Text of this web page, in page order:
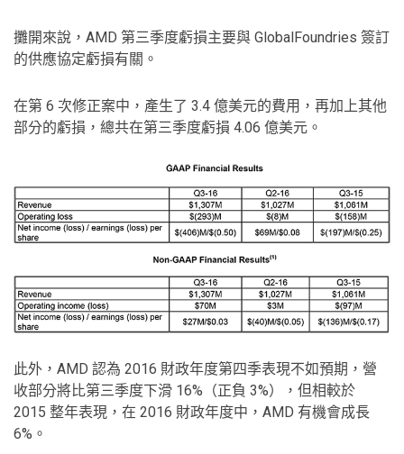
攤開來說，AMD 第三季度虧損主要與 GlobalFoundries 簽訂
的供應協定虧損有關。
在第 6 次修正案中，產生了 3.4 億美元的費用，再加上其他
部分的虧損，總共在第三季度虧損 4.06 億美元。
此外，AMD 認為 2016 財政年度第四季表現不如預期，營
收部分將比第三季度下滑 16%（正負 3%），但相較於
2015 整年表現，在 2016 財政年度中，AMD 有機會成長
6%。